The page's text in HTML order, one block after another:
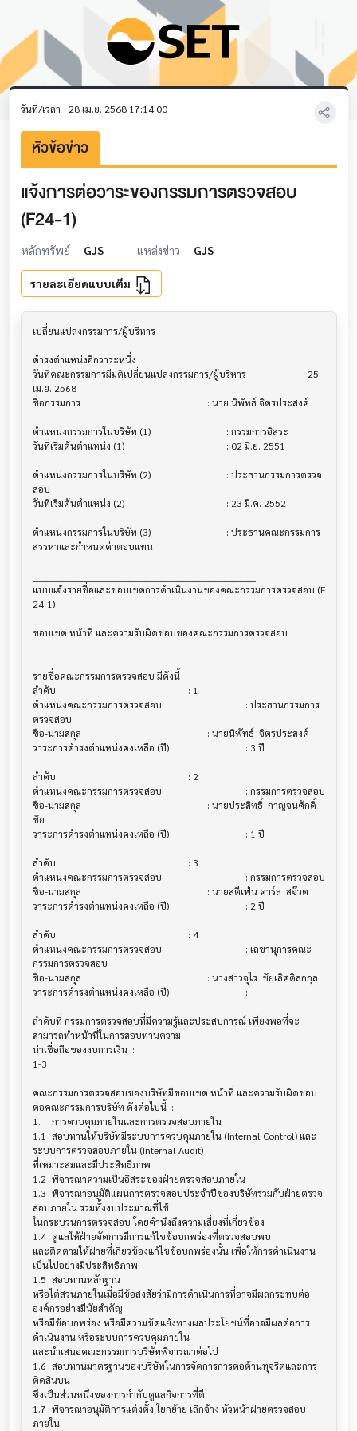
วันที่/เวลา 28 เม.ย. 2568 17:14:00
หัวข้อข่าว
แจ้งการต่อวาระของกรรมการตรวจสอบ
(F24-1)
หลักทรัพย์ GJS แหล่งข่าว GJS
รายละเอียดแบบเต็ม
เปลี่ยนแปลงกรรมการ/ผู้บริหาร
ดำรงตำแหน่งอีกวาระหนึ่ง
วันที่คณะกรรมการมีมติเปลี่ยนแปลงกรรมการ/ผู้บริหาร 			 : 25
เม.ย. 2568
ชื่อกรรมการ                             			 : นาย นิพัทธ์ จิตรประสงค์
ตำแหน่งกรรมการในบริษัท (1)              			 : กรรมการอิสระ
วันที่เริ่มต้นตำแหน่ง (1)                   			 : 02 มิ.ย. 2551
ตำแหน่งกรรมการในบริษัท (2)              			 : ประธานกรรมการตรวจ
สอบ
วันที่เริ่มต้นตำแหน่ง (2)                   			 : 23 มี.ค. 2552
ตำแหน่งกรรมการในบริษัท (3)              			 : ประธานคณะกรรมการ
สรรหาและกำหนดค่าตอบแทน
แบบแจ้งรายชื่อและขอบเขตการดำเนินงานของคณะกรรมการตรวจสอบ (F
24-1)
ขอบเขต หน้าที่ และความรับผิดชอบของคณะกรรมการตรวจสอบ
รายชื่อคณะกรรมการตรวจสอบ มีดังนี้
ลำดับ                                 			 : 1
ตำแหน่งคณะกรรมการตรวจสอบ               			 : ประธานกรรมการ
ตรวจสอบ
ชื่อ-นามสกุล                             			 : นายนิพัทธ์  จิตรประสงค์
วาระการดำรงตำแหน่งคงเหลือ (ปี)           			 : 3 ปี
ลำดับ                                 			 : 2
ตำแหน่งคณะกรรมการตรวจสอบ               			 : กรรมการตรวจสอบ
ชื่อ-นามสกุล                             			 : นายประสิทธิ์  กาญจนศักดิ์
ชัย
วาระการดำรงตำแหน่งคงเหลือ (ปี)           			 : 1 ปี
ลำดับ                                 			 : 3
ตำแหน่งคณะกรรมการตรวจสอบ               			 : กรรมการตรวจสอบ
ชื่อ-นามสกุล                             			 : นายสตีเฟ่น คาร์ล  สจ๊วต
วาระการดำรงตำแหน่งคงเหลือ (ปี)           			 : 2 ปี
ลำดับ                                 			 : 4
ตำแหน่งคณะกรรมการตรวจสอบ               			 : เลขานุการคณะ
กรรมการตรวจสอบ
ชื่อ-นามสกุล                             			 : นางสาวจุไร  ชัยเลิศดิลกกุล
วาระการดำรงตำแหน่งคงเหลือ (ปี)           			 :
ลำดับที่ กรรมการตรวจสอบที่มีความรู้และประสบการณ์ เพียงพอที่จะ
สามารถทำหน้าที่ในการสอบทานความ
น่าเชื่อถือของงบการเงิน  :
1-3
คณะกรรมการตรวจสอบของบริษัทมีขอบเขต หน้าที่ และความรับผิดชอบ
ต่อคณะกรรมการบริษัท ดังต่อไปนี้  :
1.	การควบคุมภายในและการตรวจสอบภายใน
1.1	สอบทานให้บริษัทมีระบบการควบคุมภายใน (Internal Control) และ
ระบบการตรวจสอบภายใน (Internal Audit)
ที่เหมาะสมและมีประสิทธิภาพ
1.2	พิจารณาความเป็นอิสระของฝ่ายตรวจสอบภายใน
1.3	พิจารณาอนุมัติแผนการตรวจสอบประจำปีของบริษัทร่วมกับฝ่ายตรวจ
สอบภายใน รวมทั้งงบประมาณที่ใช้
ในกระบวนการตรวจสอบ โดยคำนึงถึงความเสี่ยงที่เกี่ยวข้อง
1.4	ดูแลให้ฝ่ายจัดการมีการแก้ไขข้อบกพร่องที่ตรวจสอบพบ
และติดตามให้ฝ่ายที่เกี่ยวข้องแก้ไขข้อบกพร่องนั้น เพื่อให้การดำเนินงาน
เป็นไปอย่างมีประสิทธิภาพ
1.5	สอบทานหลักฐาน
หรือไต่สวนภายในเมื่อมีข้อสงสัยว่ามีการดำเนินการที่อาจมีผลกระทบต่อ
องค์กรอย่างมีนัยสำคัญ
หรือมีข้อบกพร่อง หรือมีความขัดแย้งทางผลประโยชน์ที่อาจมีผลต่อการ
ดำเนินงาน หรือระบบการควบคุมภายใน
และนำเสนอคณะกรรมการบริษัทพิจารณาต่อไป
1.6	สอบทานมาตรฐานของบริษัทในการจัดการการต่อต้านทุจริตและการ
ติดสินบน
ซึ่งเป็นส่วนหนึ่งของการกำกับดูแลกิจการที่ดี
1.7	พิจารณาอนุมัติการแต่งตั้ง โยกย้าย เลิกจ้าง หัวหน้าฝ่ายตรวจสอบ
ภายใน